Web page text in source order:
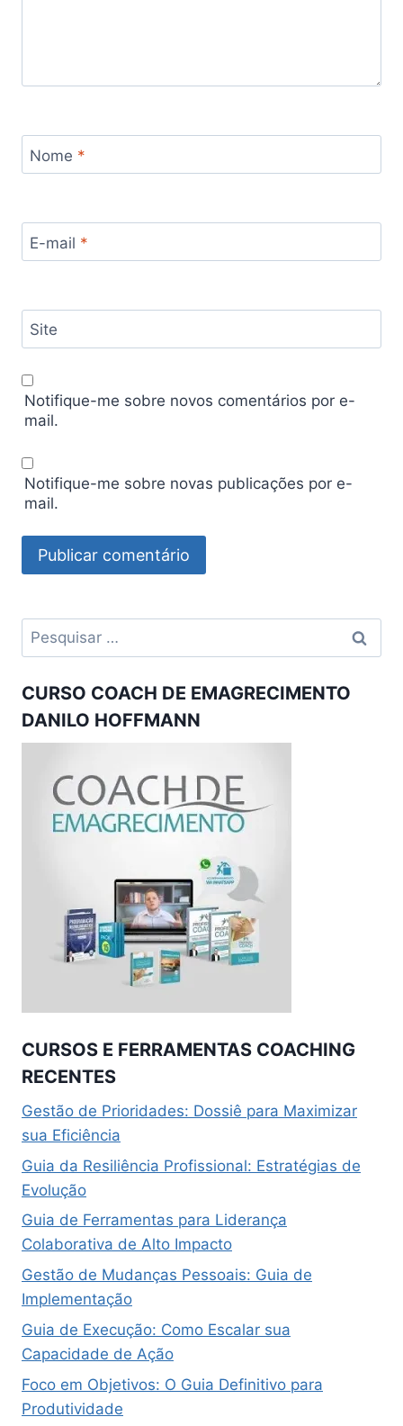
Nome *
E-mail *
Site
Notifique-me sobre novos comentários por e-
mail.
Notifique-me sobre novas publicações por e-
mail.
Pesquisar
por:
CURSO COACH DE EMAGRECIMENTO
DANILO HOFFMANN
CURSOS E FERRAMENTAS COACHING
RECENTES
Gestão de Prioridades: Dossiê para Maximizar
sua Eficiência
Guia da Resiliência Profissional: Estratégias de
Evolução
Guia de Ferramentas para Liderança
Colaborativa de Alto Impacto
Gestão de Mudanças Pessoais: Guia de
Implementação
Guia de Execução: Como Escalar sua
Capacidade de Ação
Foco em Objetivos: O Guia Definitivo para
Produtividade